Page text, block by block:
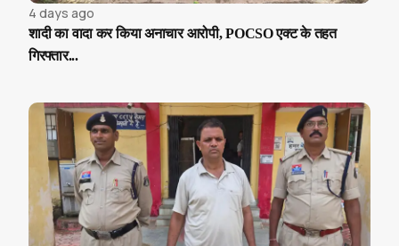
4 days ago
शादी का वादा कर किया अनाचार आरोपी, POCSO एक्ट के तहत
गिरफ्तार...